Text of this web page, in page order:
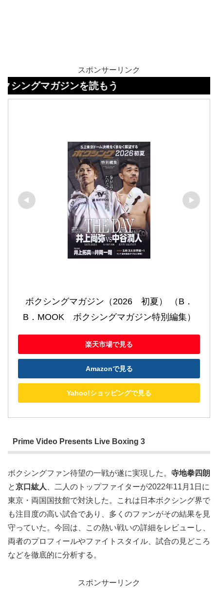
スポンサーリンク
ガジンを読もう
ボクシングマガジン（2026　初夏） （B．
B．MOOK　ボクシングマガジン特別編集）
楽天市場で見る
Amazonで見る
Yahoo!ショッピングで見る
Prime Video Presents Live Boxing 3
ボクシングファン待望の一戦が遂に実現した。 寺地拳四朗
と京口紘人
、二人のトップファイターが2022年11月1日に
東京・両国国技館で対決した。これは日本ボクシング界で
も注目度の高い試合であり、多くのファンがその結果を見
守っていた。今回は、この熱い戦いの詳細をレビューし、
両者のプロフィールやファイトスタイル、試合の見どころ
などを徹底的に分析する。
スポンサーリンク